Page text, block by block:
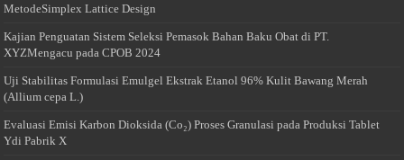
MetodeSimplex Lattice Design
Kajian Penguatan Sistem Seleksi Pemasok Bahan Baku Obat di PT.
XYZMengacu pada CPOB 2024
Uji Stabilitas Formulasi Emulgel Ekstrak Etanol 96% Kulit Bawang Merah
(Allium cepa L.)
Evaluasi Emisi Karbon Dioksida (Co₂) Proses Granulasi pada Produksi Tablet
Ydi Pabrik X